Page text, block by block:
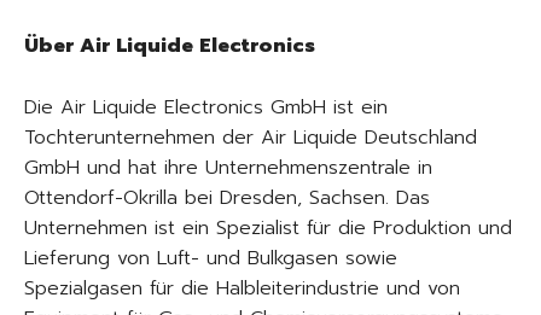
Über Air Liquide Electronics
Die Air Liquide Electronics GmbH ist ein
Tochterunternehmen der Air Liquide Deutschland
GmbH und hat ihre Unternehmenszentrale in
Ottendorf-Okrilla bei Dresden, Sachsen. Das
Unternehmen ist ein Spezialist für die Produktion und
Lieferung von Luft- und Bulkgasen sowie
Spezialgasen für die Halbleiterindustrie und von